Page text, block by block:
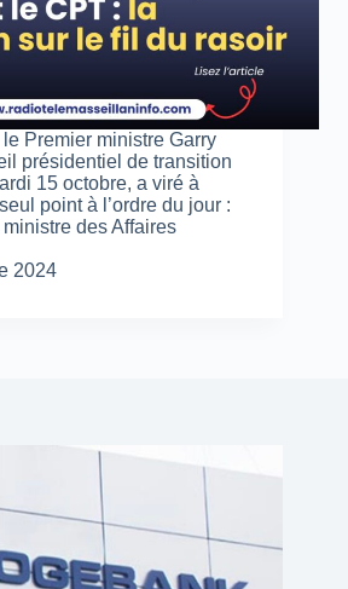
Premier ministre Garry
présidentiel de transition
15 octobre, a viré à
point à l’ordre du jour :
des Affaires
2024